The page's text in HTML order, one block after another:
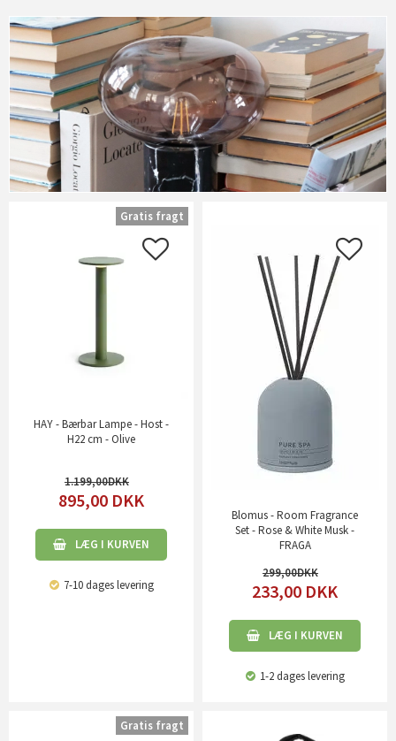
HAY - Bærbar Lampe - Host -
H22 cm - Olive
1.199,00
895,00 DKK
LÆG I KURVEN
7-10 dages levering
Gratis fragt
Blomus - Room Fragrance
Set - Rose & White Musk -
FRAGA
299,00
233,00 DKK
LÆG I KURVEN
1-2 dages levering
Gratis fragt